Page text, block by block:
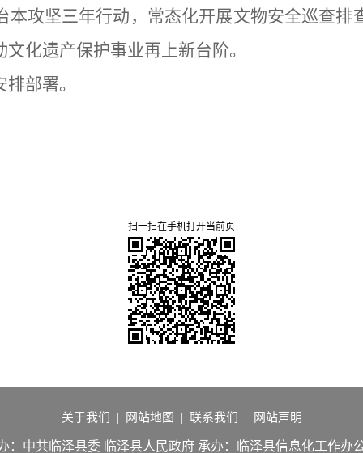
本攻坚三年行动，常态化开展文物安全巡查排
化遗产保护事业再上新台阶。
排部署。
扫一扫在手机打开当前页
关于我们 | 网站地图 | 联系我们 | 网站声明
：中共临泽县委 临泽县人民政府 承办：临泽县信息化工作办